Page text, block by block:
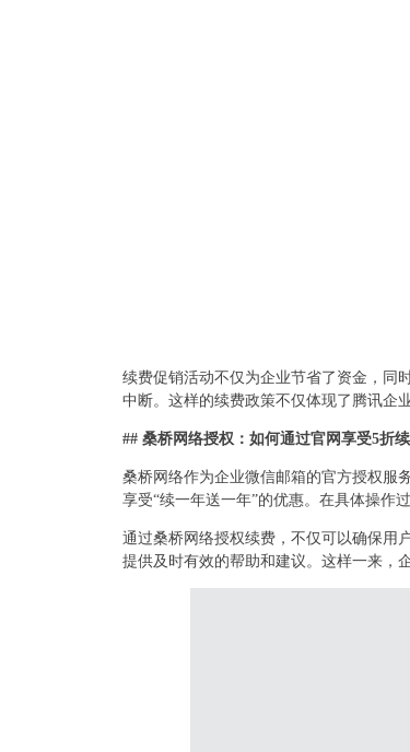
续费促销活动不仅为企业节省了资金，同
中断。这样的续费政策不仅体现了腾讯企
## 桑桥网络授权：如何通过官网享受5折
桑桥网络作为企业微信邮箱的官方授权服
享受“续一年送一年”的优惠。在具体操作
通过桑桥网络授权续费，不仅可以确保用
提供及时有效的帮助和建议。这样一来，